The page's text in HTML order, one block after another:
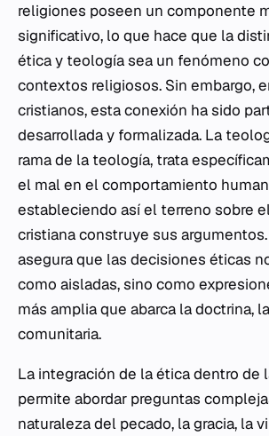
religiones poseen un componente
significativo, lo que hace que la
ética y teología sea un fenómeno
contextos religiosos. Sin embargo,
cristianos, esta conexión ha sido
desarrollada y formalizada. La
rama de la teología, trata
el mal en el comportamiento
estableciendo así el terreno sobre
cristiana construye sus
asegura que las decisiones éticas
como aisladas, sino como
más amplia que abarca la doctrina,
comunitaria.
La integración de la ética dentro de
permite abordar preguntas
naturaleza del pecado, la gracia, la